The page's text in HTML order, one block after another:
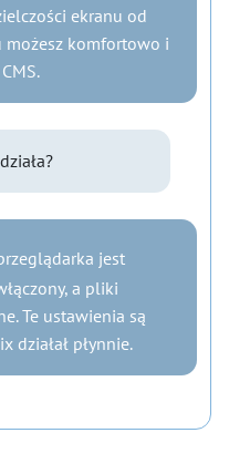
ekranu od
możesz komfortowo i
jest
a pliki
Te ustawienia są
działał płynnie.